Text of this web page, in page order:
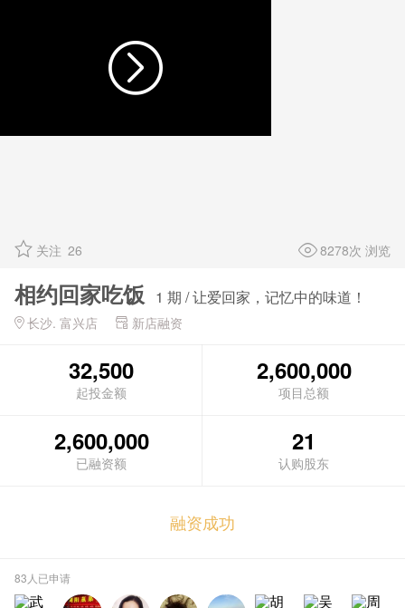
关注 26 8278次 浏览
相约回家吃饭 1 期 / 让爱回家，记忆中的味道！
长沙. 富兴店 新店融资
32,500 2,600,000
2,600,000 21
融资成功
83人已申请